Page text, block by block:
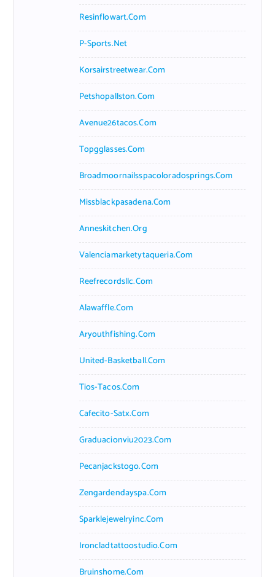
Resinflowart.com
P-Sports.net
Korsairstreetwear.com
Petshopallston.com
Avenue26tacos.com
Topgglasses.com
Broadmoornailsspacoloradosprings.com
Missblackpasadena.com
Anneskitchen.org
Valenciamarketytaqueria.com
Reefrecordsllc.com
Alawaffle.com
Aryouthfishing.com
United-Basketball.com
Tios-Tacos.com
Cafecito-Satx.com
Graduacionviu2023.com
Pecanjackstogo.com
Zengardendayspa.com
Sparklejewelryinc.com
Ironcladtattoostudio.com
Bruinshome.com